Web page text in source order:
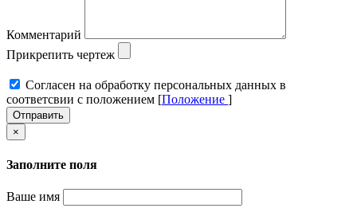
Комментарий
Прикрепить чертеж
Cогласен на обработку персональных данных в
соответсвии с положением [Положение ]
Отправить
×
Заполните поля
Ваше имя